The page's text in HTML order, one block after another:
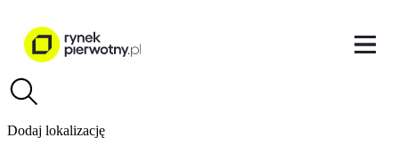
Dodaj lokalizację